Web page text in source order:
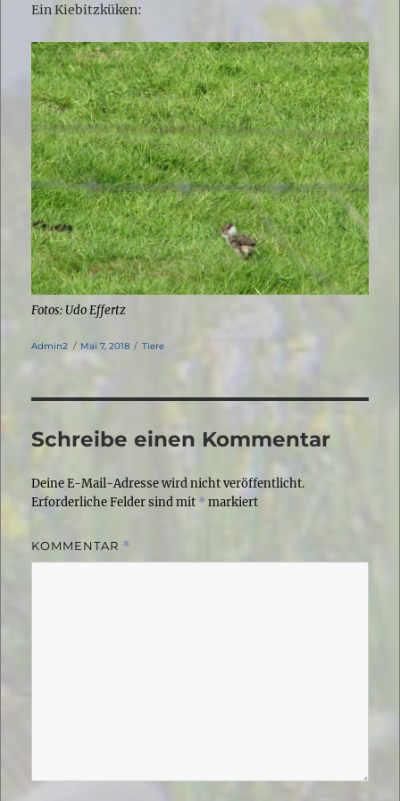
Ein Kiebitzküken:
Fotos: Udo Effertz
Autor
Admin2
Veröffentlicht
Mai 7, 2018 Kategorien
Tiere
Schreibe einen Kommentar
Deine E-Mail-Adresse wird nicht veröffentlicht.
Erforderliche Felder sind mit * markiert
KOMMENTAR *